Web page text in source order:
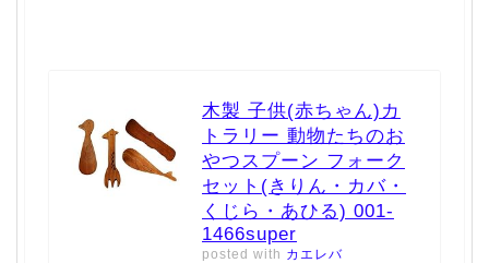
木製 子供(赤ちゃん)カ
トラリー 動物たちのお
やつスプーン フォーク
セット(きりん・カバ・
くじら・あひる) 001-
1466super
posted with カエレバ